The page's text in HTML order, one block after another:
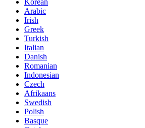
Korean
Arabic
Irish
Greek
Turkish
Italian
Danish
Romanian
Indonesian
Czech
Afrikaans
Swedish
Polish
Basque